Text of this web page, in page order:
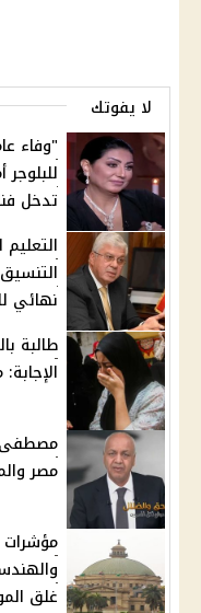
لا يفوتك
"وفاء
تدخل
نهائي
طالبة
مصطفى
مصر
مؤشرات
غلق